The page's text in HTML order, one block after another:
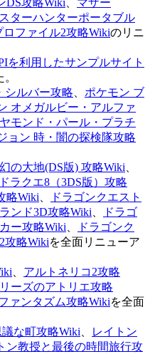
ターハンターポータブル
ロファイル2攻略Wikiのリニ
を利用したサンプルサイト
シルバー攻略
ポケモン ブ
オメガルビー・アルファ
モンド・パール・プラチ
ョン 時・闇の探検隊攻略
の大地(DS版) 攻略Wiki
ドラクエ8（3DS版）攻略
略Wiki
ドラゴンクエスト
ンド3D攻略Wiki
ドラゴ
ー攻略Wiki
ドラゴンク
攻略Wikiを全面リニューア
アルトネリコ2攻略
リーズのアトリエ攻略
ァンタズム攻略Wikiを全面
な町攻略Wiki
レイトン
ン教授と最後の時間旅行攻